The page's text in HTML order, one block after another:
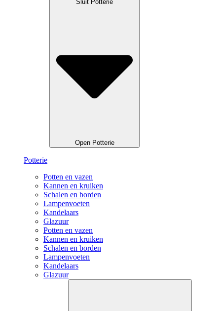
Sluit Potterie
Open Potterie
Potterie
Potten en vazen
Kannen en kruiken
Schalen en borden
Lampenvoeten
Kandelaars
Glazuur
Potten en vazen
Kannen en kruiken
Schalen en borden
Lampenvoeten
Kandelaars
Glazuur